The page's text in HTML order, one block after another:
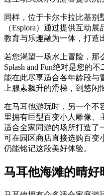
同样，位于卡尔卡拉比基别
（Esplora）通过提供互动
教育与乐趣融为一体，打造
若您渴望一场水上冒险，
Splash and Fun绝对是您的
能在此尽享适合各年龄段
上腺素飙升的滑梯，到悠闲
在马耳他游玩时，另一个不
里拥有巨型百变小人雕像、
适合全家同游的场所打造了
可在园区商店直接选购百
仍能铭记这段美好体验。
马耳他海滩的晴好